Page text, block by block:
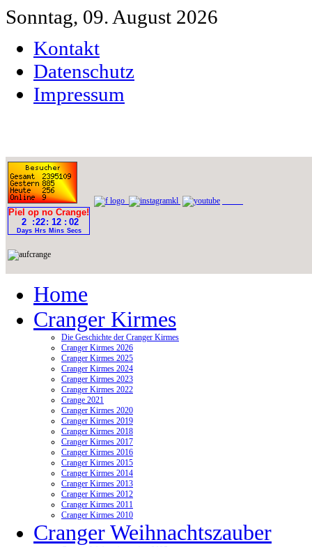
Sonntag, 09. August 2026
Kontakt
Datenschutz
Impressum
Home
Cranger Kirmes
Die Geschichte der Cranger Kirmes
Cranger Kirmes 2026
Cranger Kirmes 2025
Cranger Kirmes 2024
Cranger Kirmes 2023
Cranger Kirmes 2022
Crange 2021
Cranger Kirmes 2020
Cranger Kirmes 2019
Cranger Kirmes 2018
Cranger Kirmes 2017
Cranger Kirmes 2016
Cranger Kirmes 2015
Cranger Kirmes 2014
Cranger Kirmes 2013
Cranger Kirmes 2012
Cranger Kirmes 2011
Cranger Kirmes 2010
Cranger Weihnachtszauber